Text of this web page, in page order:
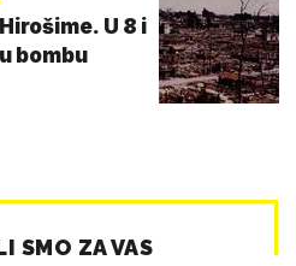
U 8 i
bombu